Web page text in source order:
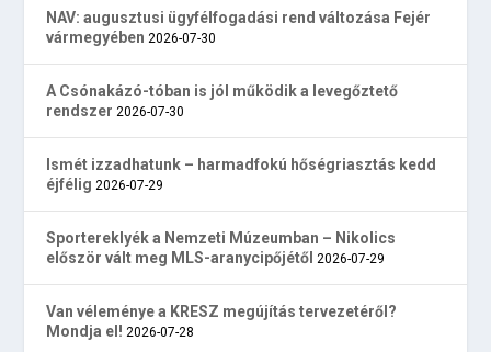
NAV: augusztusi ügyfélfogadási rend változása Fejér
vármegyében 2026-07-30
A Csónakázó-tóban is jól működik a levegőztető
rendszer 2026-07-30
Ismét izzadhatunk – harmadfokú hőségriasztás kedd
éjfélig 2026-07-29
Sportereklyék a Nemzeti Múzeumban – Nikolics
először vált meg MLS-aranycipőjétől 2026-07-29
Van véleménye a KRESZ megújítás tervezetéről?
Mondja el! 2026-07-28